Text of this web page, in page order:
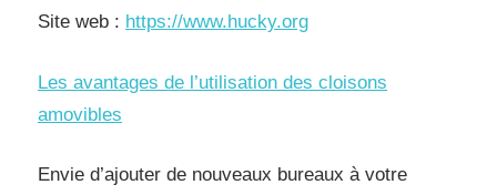
Site web : https://www.hucky.org
Les avantages de l’utilisation des cloisons
amovibles
Envie d’ajouter de nouveaux bureaux à votre